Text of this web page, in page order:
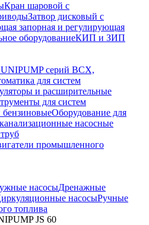
Кран шаровой с
Затвор дисковый с
запорная и регулирующая
оборудованиеКИП и ЗИП
серий BCX,
для систем
и расширительные
для систем
Оборудование для
насосные
промышленного
насосыДренажные
насосыРучные
топлива
JS 60